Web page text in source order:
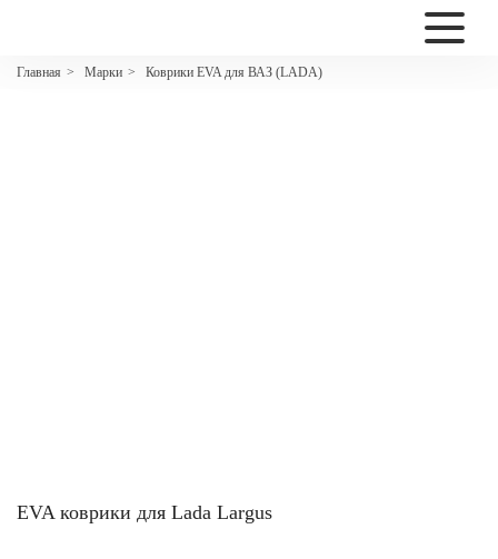
Главная > Марки > Коврики EVA для ВАЗ (LADA)
2200
EVA коврики для Lada Largus